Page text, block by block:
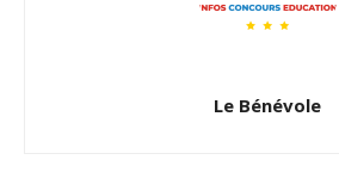
Le Bénévole